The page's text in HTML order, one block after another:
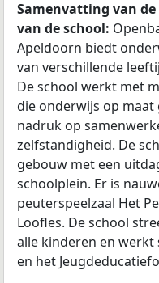
Samenvatting van
van de school:
Apeldoorn biedt
van verschillende
De school werkt met
die onderwijs op maat
nadruk op
zelfstandigheid. De
gebouw met een
schoolplein. Er is
peuterspeelzaal Het
Loofles. De school
alle kinderen en
en het